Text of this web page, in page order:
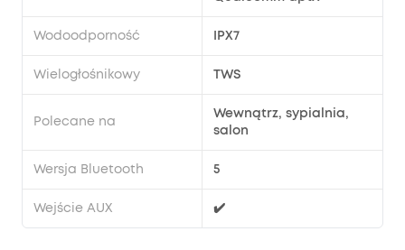
Wodoodporność IPX7
Wielogłośnikowy TWS
Polecane na
Wewnątrz, sypialnia,
salon
Wersja Bluetooth 5
Wejście AUX ✔️